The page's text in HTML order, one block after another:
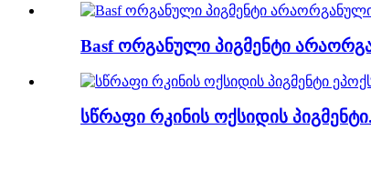
Basf ორგანული პიგმენტი
სწრაფი რკინის ოქსიდის